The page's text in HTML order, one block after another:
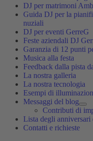
DJ per matrimoni
Guida DJ per la
nuziali
DJ per eventi GerreG
Feste aziendali DJ
Garanzia di 12 punti
Musica alla festa
Feedback dalla pista
La nostra galleria
La nostra tecnologia
Esempi di
Messaggi del blog
Contributi di
Lista degli
Contatti e richieste